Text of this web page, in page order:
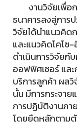
งานวิจัยเพื่อก
ธนาคารลงสู่การ
วิจัยได้นำแนวคิด
และแนวคิดโคโซ-
ดำเนินการวิจัยกั
ออฟฟิศเซอร์ แล
บริการลูกค้า ผล
นั้น มีการกระจา
การปฏิบัติงานภา
โดยยึดหลักตามตั